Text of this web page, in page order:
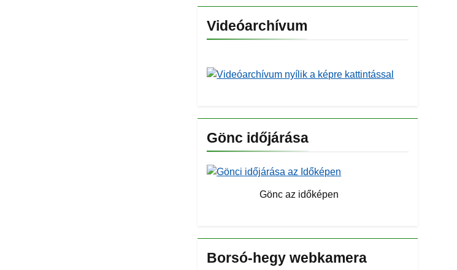
Videóarchívum
Gönc időjárása
Gönc az időképen
Borsó-hegy webkamera